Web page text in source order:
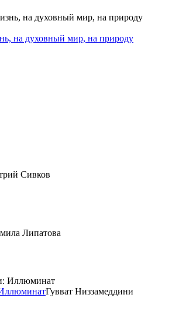
на духовный мир, на природу
Сивков
Липатова
Гувват Низзамеддини